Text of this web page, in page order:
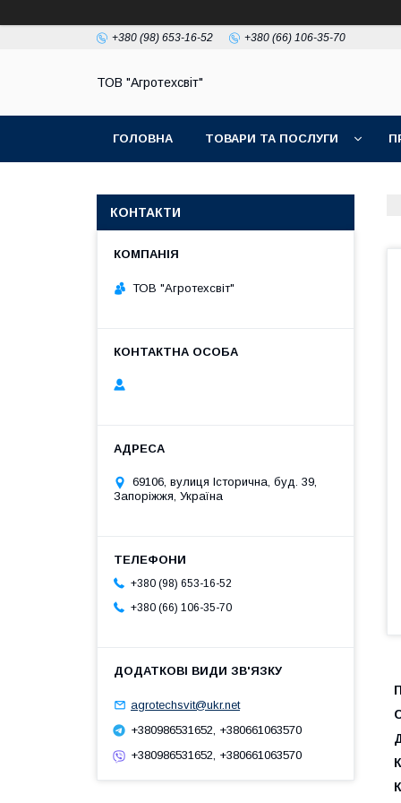
+380 (98) 653-16-52 +380 (66) 106-35-70
ТОВ "Агротехсвіт"
ГОЛОВНА ТОВАРИ ТА ПОСЛУГИ
КОНТАКТИ
ТОВ "Агротехсвіт"
69106, вулиця Історична, буд. 39,
Запоріжжя, Україна
+380 (98) 653-16-52
+380 (66) 106-35-70
agrotechsvit@ukr.net
+380986531652, +380661063570
+380986531652, +380661063570